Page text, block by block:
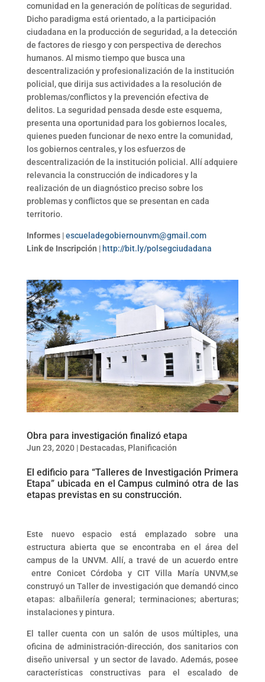
comunidad en la generación de políticas de seguridad.
Dicho paradigma está orientado, a la participación
ciudadana en la producción de seguridad, a la detección
de factores de riesgo y con perspectiva de derechos
humanos. Al mismo tiempo que busca una
descentralización y profesionalización de la institución
policial, que dirija sus actividades a la resolución de
problemas/conflictos y la prevención efectiva de
delitos. La seguridad pensada desde este esquema,
presenta una oportunidad para los gobiernos locales,
quienes pueden funcionar de nexo entre la comunidad,
los gobiernos centrales, y los esfuerzos de
descentralización de la institución policial. Allí adquiere
relevancia la construcción de indicadores y la
realización de un diagnóstico preciso sobre los
problemas y conflictos que se presentan en cada
territorio.
Informes|escueladegobiernounvm@gmail.com
Link de Inscripción | http://bit.ly/polsegciudadana
Obra para investigación finalizó etapa
Jun 23, 2020| Destacadas, Planificación
El edificio para “Talleres de Investigación Primera
Etapa” ubicada en el Campus culminó otra de las
etapas previstas en su construcción.
Este nuevo espacio está emplazado sobre una
estructura abierta que se encontraba en el área del
campus de la UNVM. Allí, a travé de un acuerdo entre
entre Conicet Córdoba y CIT Villa María UNVM,se
construyó un Taller de investigación que demandó cinco
etapas: albañilería general; terminaciones; aberturas;
instalaciones y pintura.
El taller cuenta con un salón de usos múltiples, una
oficina de administración-dirección, dos sanitarios con
diseño universal y un sector de lavado. Además, posee
características constructivas para el escalado de